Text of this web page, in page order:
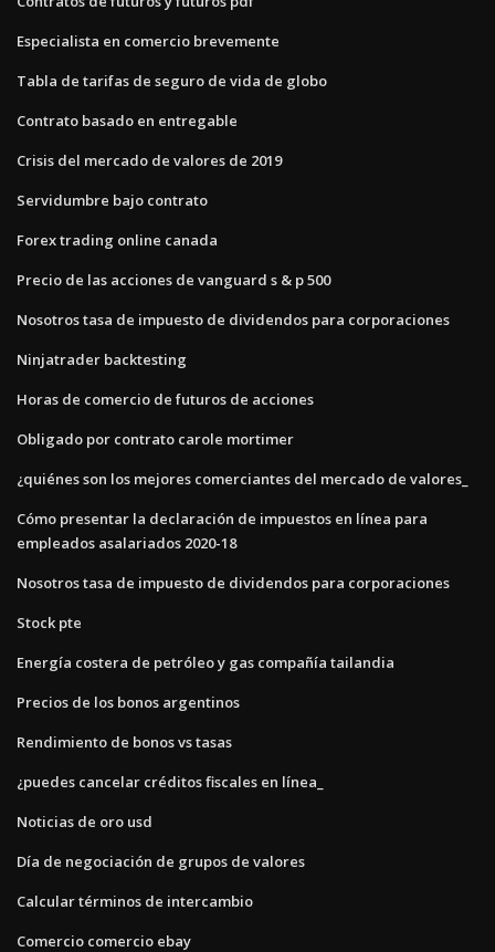
Especialista en comercio brevemente
Tabla de tarifas de seguro de vida de globo
Contrato basado en entregable
Crisis del mercado de valores de 2019
Servidumbre bajo contrato
Forex trading online canada
Precio de las acciones de vanguard s & p 500
Nosotros tasa de impuesto de dividendos para corporaciones
Ninjatrader backtesting
Horas de comercio de futuros de acciones
Obligado por contrato carole mortimer
¿quiénes son los mejores comerciantes del mercado de valores_
Cómo presentar la declaración de impuestos en línea para
empleados asalariados 2020-18
Nosotros tasa de impuesto de dividendos para corporaciones
Stock pte
Energía costera de petróleo y gas compañía tailandia
Precios de los bonos argentinos
Rendimiento de bonos vs tasas
¿puedes cancelar créditos fiscales en línea_
Noticias de oro usd
Día de negociación de grupos de valores
Calcular términos de intercambio
Comercio comercio ebay